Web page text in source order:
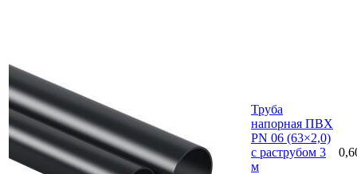
Труба
напорная ПВХ
PN 06 (63×2,0)
с раструбом 3
м